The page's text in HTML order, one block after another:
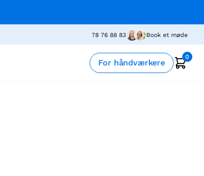
78 76 88 83 Book et møde
For håndværkere
0